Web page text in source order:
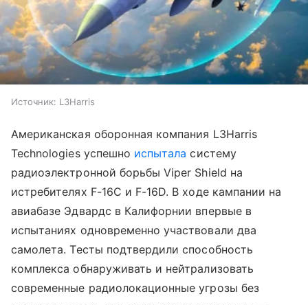
Источник: L3Harris
Американская оборонная компания L3Harris
Technologies успешно испытала систему
радиоэлектронной борьбы Viper Shield на
истребителях F-16C и F-16D. В ходе кампании на
авиабазе Эдвардс в Калифорнии впервые в
испытаниях одновременно участвовали два
самолета. Тесты подтвердили способность
комплекса обнаруживать и нейтрализовать
современные радиолокационные угрозы без